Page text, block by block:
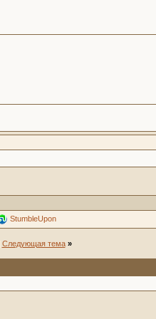
StumbleUpon
Следующая тема »